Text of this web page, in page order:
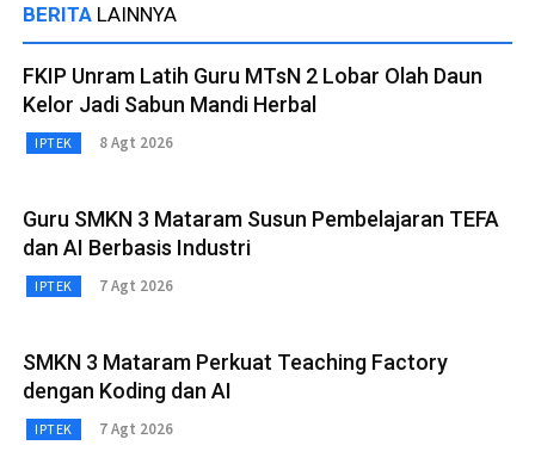
BERITA LAINNYA
FKIP Unram Latih Guru MTsN 2 Lobar Olah Daun
Kelor Jadi Sabun Mandi Herbal
IPTEK 8 Agt 2026
Guru SMKN 3 Mataram Susun Pembelajaran TEFA
dan AI Berbasis Industri
IPTEK 7 Agt 2026
SMKN 3 Mataram Perkuat Teaching Factory
dengan Koding dan AI
IPTEK 7 Agt 2026